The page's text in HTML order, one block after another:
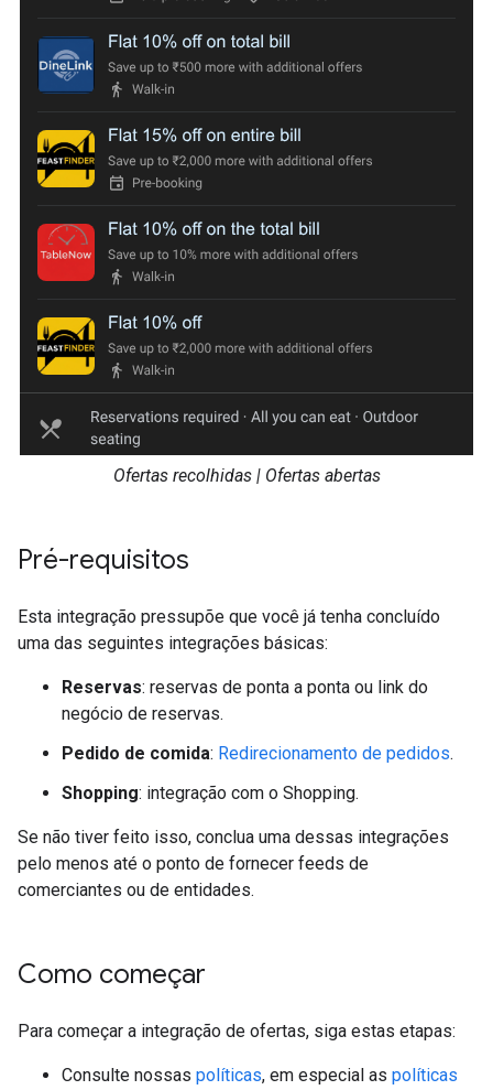
Ofertas recolhidas | Ofertas abertas
Pré-requisitos
Esta integração pressupõe que você já tenha concluído
uma das seguintes integrações básicas:
Reservas: reservas de ponta a ponta ou link do
negócio de reservas.
Pedido de comida: Redirecionamento de pedidos.
Shopping: integração com o Shopping.
Se não tiver feito isso, conclua uma dessas integrações
pelo menos até o ponto de fornecer feeds de
comerciantes ou de entidades.
Como começar
Para começar a integração de ofertas, siga estas etapas:
Consulte nossas políticas, em especial as políticas